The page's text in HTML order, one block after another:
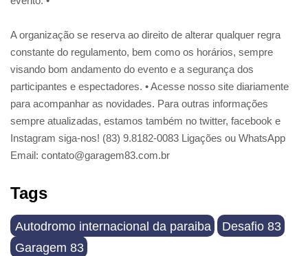
A organização se reserva ao direito de alterar qualquer regra
constante do regulamento, bem como os horários, sempre
visando bom andamento do evento e a segurança dos
participantes e espectadores. • Acesse nosso site diariamente
para acompanhar as novidades. Para outras informações
sempre atualizadas, estamos também no twitter, facebook e
Instagram siga-nos! (83) 9.8182-0083 Ligações ou WhatsApp
Email: contato@garagem83.com.br
Tags
Autodromo internacional da paraiba
Desafio 83
Garagem 83